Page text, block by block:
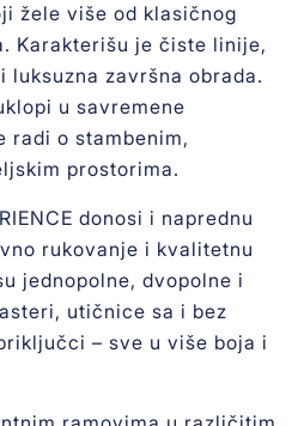
žele više od klasičnog
Karakterišu je čiste linije,
završna obrada.
u savremene
radi o stambenim,
prostorima.
donosi i naprednu
rukovanje i kvalitetnu
jednopolne, dvopolne i
utičnice sa i bez
– sve u više boja i